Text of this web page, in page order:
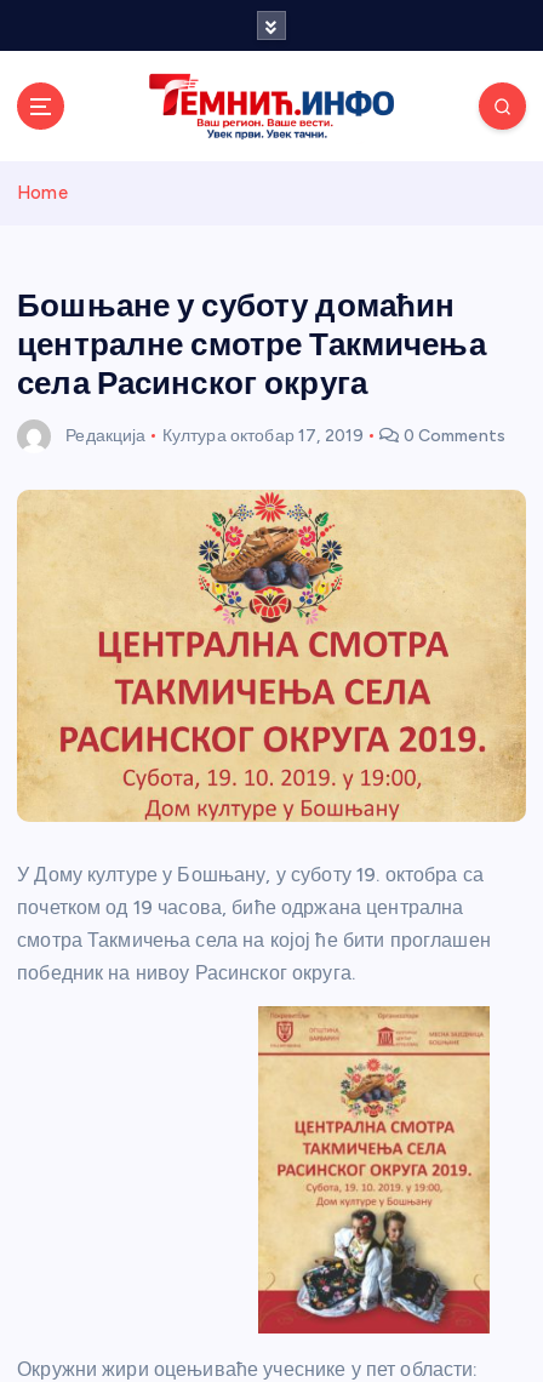
и портал
Home
Бошњане у суботу домаћин
централне смотре Такмичења
села Расинског округа
Редакција Култураоктобар 17, 2019 0 Comments
У Дому културе у Бошњану, у суботу 19. октобра са
почетком од 19 часова, биће одржана централна
смотра Такмичења села на којој ће бити проглашен
победник на нивоу Расинског округа.
Окружни жири оцењиваће учеснике у пет области: